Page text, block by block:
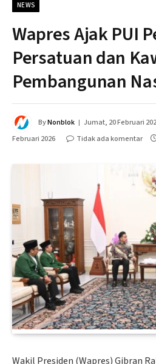
NEWS
Wapres Ajak PUI
Persatuan dan
Pembangunan
ByNonblok Jumat, 20 Februari
Februari 2026
Tidak ada komentar
Wakil Presiden (Wapres) Gibran